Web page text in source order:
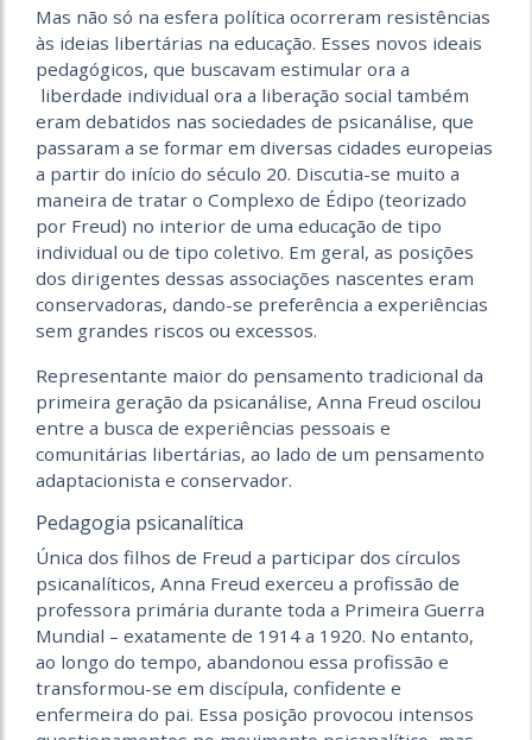
Mas não só na esfera política ocorreram resistências
às ideias libertárias na educação. Esses novos ideais
pedagógicos, que buscavam estimular ora a
liberdade individual ora a liberação social também
eram debatidos nas sociedades de psicanálise, que
passaram a se formar em diversas cidades europeias
a partir do início do século 20. Discutia-se muito a
maneira de tratar o Complexo de Édipo (teorizado
por Freud) no interior de uma educação de tipo
individual ou de tipo coletivo. Em geral, as posições
dos dirigentes dessas associações nascentes eram
conservadoras, dando-se preferência a experiências
sem grandes riscos ou excessos.
Representante maior do pensamento tradicional da
primeira geração da psicanálise, Anna Freud oscilou
entre a busca de experiências pessoais e
comunitárias libertárias, ao lado de um pensamento
adaptacionista e conservador.
Pedagogia psicanalítica
Única dos filhos de Freud a participar dos círculos
psicanalíticos, Anna Freud exerceu a profissão de
professora primária durante toda a Primeira Guerra
Mundial – exatamente de 1914 a 1920. No entanto,
ao longo do tempo, abandonou essa profissão e
transformou-se em discípula, confidente e
enfermeira do pai. Essa posição provocou intensos